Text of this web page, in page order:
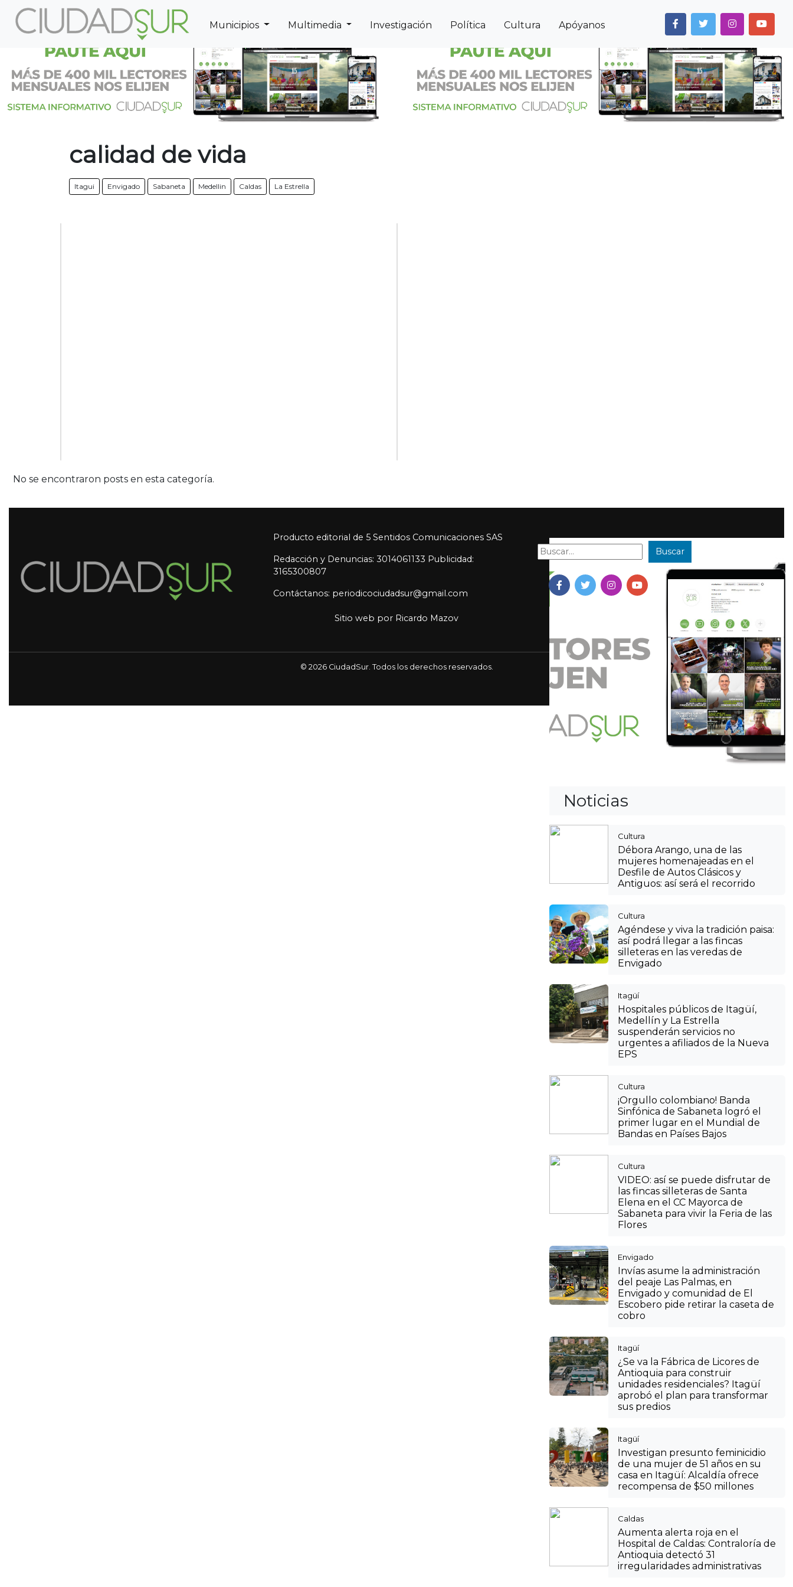
Municipios Multimedia Investigación Política Cultura Apóyanos
Previous Next Previous Next
calidad de vida
Itagui Envigado Sabaneta Medellin Caldas La Estrella
No se encontraron posts en esta categoría.
Previous Next
Noticias
Cultura
Débora Arango, una de las
mujeres homenajeadas en el
Desfile de Autos Clásicos y
Antiguos: así será el recorrido
Cultura
Agéndese y viva la tradición paisa:
así podrá llegar a las fincas
silleteras en las veredas de
Envigado
Itagüí
Hospitales públicos de Itagüí,
Medellín y La Estrella
suspenderán servicios no
urgentes a afiliados de la Nueva
EPS
Cultura
¡Orgullo colombiano! Banda
Sinfónica de Sabaneta logró el
primer lugar en el Mundial de
Bandas en Países Bajos
Cultura
VIDEO: así se puede disfrutar de
las fincas silleteras de Santa
Elena en el CC Mayorca de
Sabaneta para vivir la Feria de las
Flores
Envigado
Invías asume la administración
del peaje Las Palmas, en
Envigado y comunidad de El
Escobero pide retirar la caseta de
cobro
Itagüí
¿Se va la Fábrica de Licores de
Antioquia para construir
unidades residenciales? Itagüí
aprobó el plan para transformar
sus predios
Itagüí
Investigan presunto feminicidio
de una mujer de 51 años en su
casa en Itagüí: Alcaldía ofrece
recompensa de $50 millones
Caldas
Aumenta alerta roja en el
Hospital de Caldas: Contraloría de
Antioquia detectó 31
irregularidades administrativas
Producto editorial de 5 Sentidos Comunicaciones SAS
Redacción y Denuncias: 3014061133 Publicidad:
3165300807
Contáctanos: periodicociudadsur@gmail.com
Buscar: Buscar
Sitio web por Ricardo Mazov
© 2026 CiudadSur. Todos los derechos reservados.